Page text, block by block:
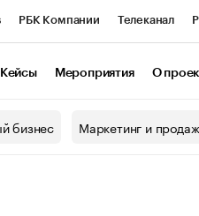
РБК Компании Телеканал
Кейсы Мероприятия О
бизнес Маркетинг и